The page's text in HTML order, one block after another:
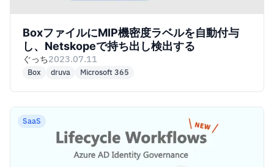
BoxファイルにMIP機密度ラベルを自動付与
し、Netskopeで持ち出し検出する
ぐっち2023.07.11
Box druva Microsoft 365
SaaS